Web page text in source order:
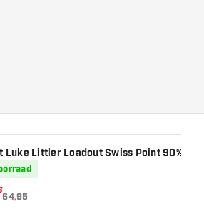
Luke Littler Loadout Swiss Point 90% -
64,95